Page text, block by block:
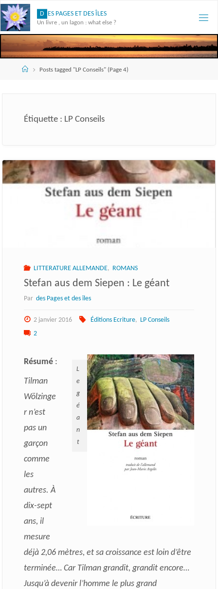
Skip
to
content
D ES PAGES ET DES ÎLES
Un livre , un lagon : what else ?
AccueilPosts tagged "LP Conseils" (Page 4)
Étiquette : LP Conseils
LITTERATURE ALLEMANDE, ROMANS
Stefan aus dem Siepen : Le géant
Par des Pages et des îles
2 janvier 2016 Éditions Ecriture, LP Conseils
2
L
e
g
é
a
n
t
Résumé:
Tilman
Wölzinge
r n’est
pas un
garçon
comme
les
autres. À
dix-sept
ans, il
mesure
déjà 2,06 mètres, et sa croissance est loin d’être
terminée… Car Tilman grandit, grandit encore…
Jusqu’à devenir l’homme le plus grand